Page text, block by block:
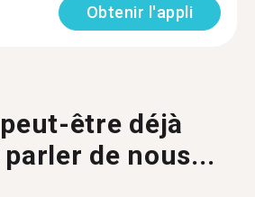
Obtenir l'appli
être déjà
de nous...